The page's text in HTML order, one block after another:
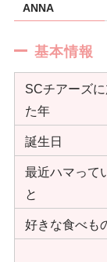
ANNA
基本情報
SCチアーズ
た年
誕生日
最近ハマって
と
好きな食べも